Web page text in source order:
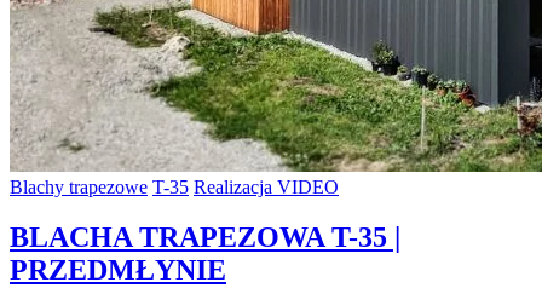
Blachy trapezowe T-35 Realizacja VIDEO
BLACHA TRAPEZOWA T-35 |
PRZEDMŁYNIE